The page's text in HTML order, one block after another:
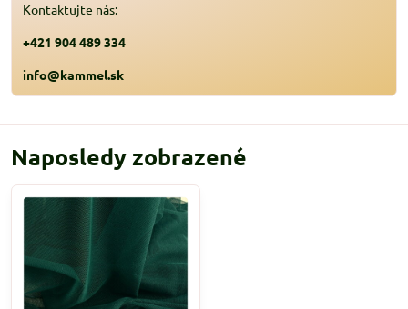
Kontaktujte nás:
+421 904 489 334
info@kammel.sk
Naposledy zobrazené